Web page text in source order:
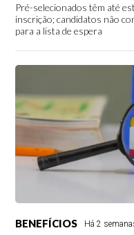
Pré-selecionados têm até
inscrição; candidatos não
para a lista de espera
BENEFÍCIOS Há 2